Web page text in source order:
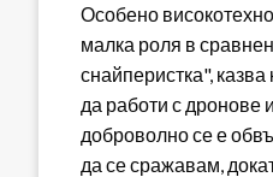
Особено
малка роля в
снайперистка",
да работи с дронове
доброволно се е
да се сражавам,